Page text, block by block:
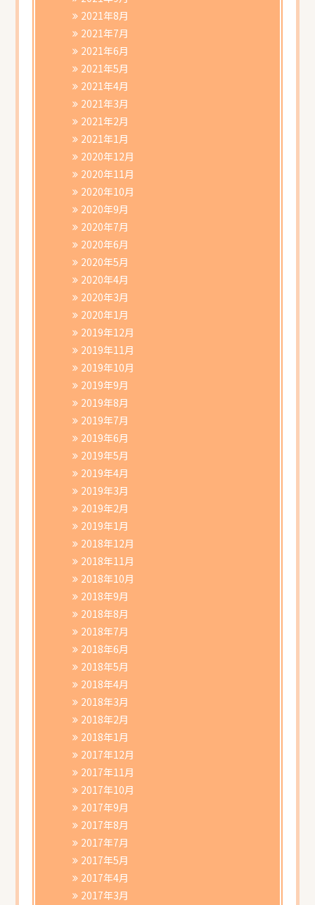
2021年8月
2021年7月
2021年6月
2021年5月
2021年4月
2021年3月
2021年2月
2021年1月
2020年12月
2020年11月
2020年10月
2020年9月
2020年7月
2020年6月
2020年5月
2020年4月
2020年3月
2020年1月
2019年12月
2019年11月
2019年10月
2019年9月
2019年8月
2019年7月
2019年6月
2019年5月
2019年4月
2019年3月
2019年2月
2019年1月
2018年12月
2018年11月
2018年10月
2018年9月
2018年8月
2018年7月
2018年6月
2018年5月
2018年4月
2018年3月
2018年2月
2018年1月
2017年12月
2017年11月
2017年10月
2017年9月
2017年8月
2017年7月
2017年5月
2017年4月
2017年3月